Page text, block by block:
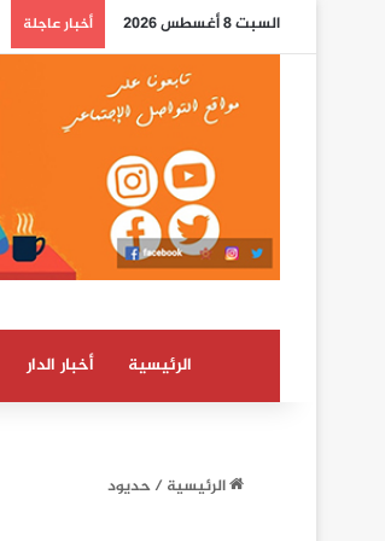
السبت 8 أغسطس 2026 أخبار عاجلة
الرئيسية أخبار الدار
الرئيسية/حديود